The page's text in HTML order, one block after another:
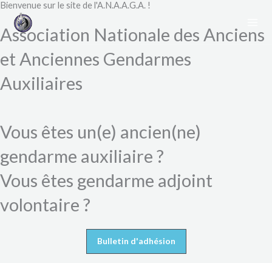
Aller
contenu
Bienvenue sur le site de l'A.N.A.A.G.A. !​
Association Nationale des Anciens
et Anciennes Gendarmes
Auxiliaires
Vous êtes un(e) ancien(ne)
gendarme auxiliaire ?
Vous êtes gendarme adjoint
volontaire ?
Bulletin d'adhésion